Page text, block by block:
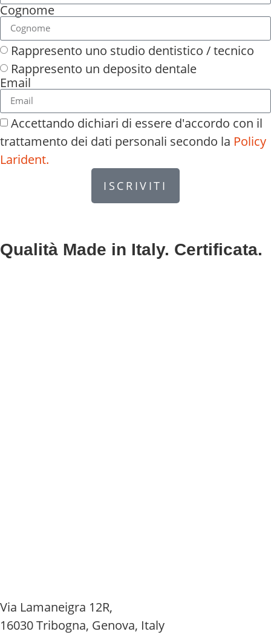
Cognome
Rappresento uno studio dentistico / tecnico
Rappresento un deposito dentale
Email
Accettando dichiari di essere d'accordo con il
trattamento dei dati personali secondo la Policy
Larident.
ISCRIVITI
Qualità Made in Italy. Certificata.
Via Lamaneigra 12R,
16030 Tribogna, Genova, Italy